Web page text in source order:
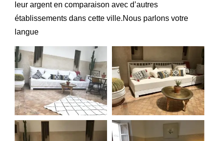
leur argent en comparaison avec d’autres
établissements dans cette ville.Nous parlons votre
langue